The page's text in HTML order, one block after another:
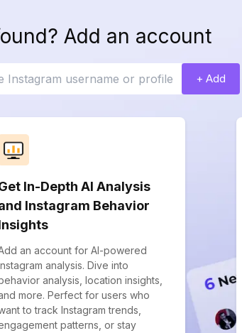
Add an account
+ Add
In-Depth AI Analysis
Instagram Behavior
an account for AI-powered
analysis. Dive into
analysis, location insights,
more. Perfect for users who
to track Instagram trends,
patterns, or stay